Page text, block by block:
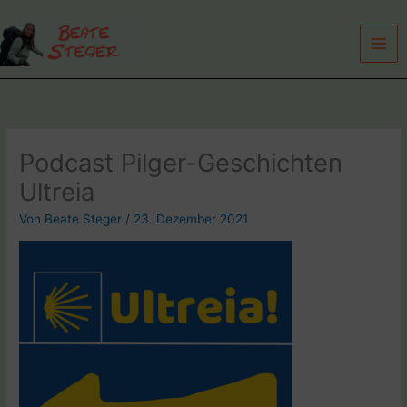
Inhalt
springen
Podcast Pilger-Geschichten
Ultreia
Von Beate Steger / 23. Dezember 2021